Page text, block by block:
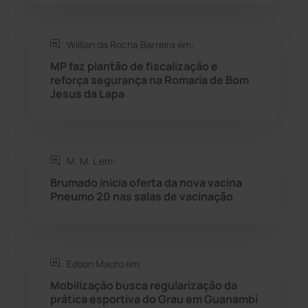
Seabra
Sebastião Laranjeiras
Sudoeste Baiano
Tanhaçu
Willian da Rocha Barreira em:
MP faz plantão de fiscalização e
reforça segurança na Romaria de Bom
Jesus da Lapa
M. M. L em:
Brumado inicia oferta da nova vacina
Pneumo 20 nas salas de vacinação
Edson Mauro em:
Mobilização busca regularização da
prática esportiva do Grau em Guanambi